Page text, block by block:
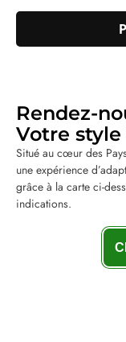
Rendez-
Votre
Situé au cœur des
une expérience
grâce à la carte ci-
indications.